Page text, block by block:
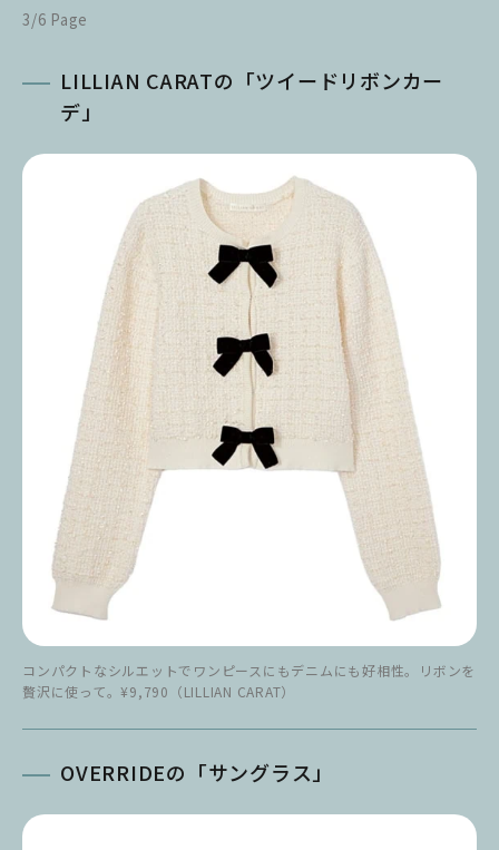
3/6 Page
LILLIAN CARATの「ツイードリボンカー
デ」
コンパクトなシルエットでワンピースにもデニムにも好相性。リボンを
贅沢に使って。¥9,790（LILLIAN CARAT）
OVERRIDEの「サングラス」